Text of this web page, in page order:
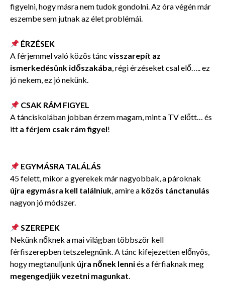
figyelni, hogy másra nem tudok gondolni. Az óra végén már
eszembe sem jutnak az élet problémái.
ÉRZÉSEK
A férjemmel való közös tánc visszarepít az
ismerkedésünk időszakába, régi érzéseket csal elő….. ez
jó nekem, ez jó nekünk.
CSAK RÁM FIGYEL
A tánciskolában jobban érzem magam, mint a TV előtt… és
itt a férjem csak rám figyel!
EGYMÁSRA TALÁLÁS
45 felett, mikor a gyerekek már nagyobbak, a pároknak
újra egymásra kell találniuk, amire a közös tánctanulás
nagyon jó módszer.
SZEREPEK
Nekünk nőknek a mai világban többször kell
férfiszerepben tetszelegnünk. A tánc kifejezetten előnyös,
hogy megtanuljunk újra nőnek lenniés a férfiaknak meg
megengedjük vezetni magunkat.